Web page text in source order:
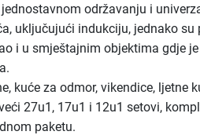
održavanju i
uključujući indukciju, jednako
i u smještajnim objektima gdje
kuće za odmor, vikendice, ljetne
27u1, 17u1 i 12u1 setovi,
paketu.